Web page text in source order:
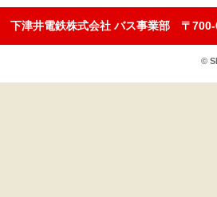
下津井電鉄株式会社 バス事業部 〒
©